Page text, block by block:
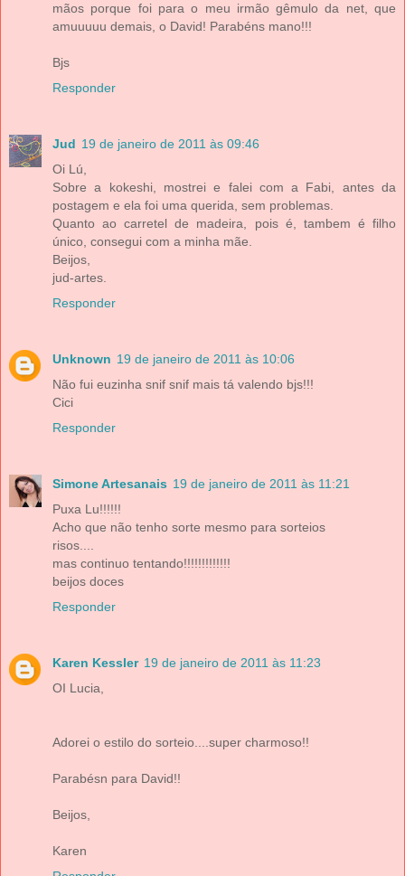
mãos porque foi para o meu irmão gêmulo da net, que
amuuuuu demais, o David! Parabéns mano!!!
Bjs
Responder
Jud 19 de janeiro de 2011 às 09:46
Oi Lú,
Sobre a kokeshi, mostrei e falei com a Fabi, antes da
postagem e ela foi uma querida, sem problemas.
Quanto ao carretel de madeira, pois é, tambem é filho
único, consegui com a minha mãe.
Beijos,
jud-artes.
Responder
Unknown 19 de janeiro de 2011 às 10:06
Não fui euzinha snif snif mais tá valendo bjs!!!
Cici
Responder
Simone Artesanais 19 de janeiro de 2011 às 11:21
Puxa Lu!!!!!!
Acho que não tenho sorte mesmo para sorteios
risos....
mas continuo tentando!!!!!!!!!!!!!
beijos doces
Responder
Karen Kessler 19 de janeiro de 2011 às 11:23
OI Lucia,
Adorei o estilo do sorteio....super charmoso!!
Parabésn para David!!
Beijos,
Karen